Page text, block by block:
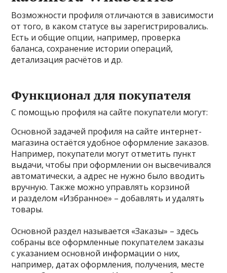
Возможности профиля отличаются в зависимости
от того, в каком статусе вы зарегистрировались.
Есть и общие опции, например, проверка
баланса, сохранение истории операций,
детализация расчётов и др.
Функционал для покупателя
С помощью профиля на сайте покупатели могут:
Основной задачей профиля на сайте интернет-
магазина остаётся удобное оформление заказов.
Например, покупатели могут отметить пункт
выдачи, чтобы при оформлении он высвечивался
автоматически, а адрес не нужно было вводить
вручную. Также можно управлять корзиной
и разделом «Избранное» – добавлять и удалять
товары.
Основной раздел называется «Заказы» – здесь
собраны все оформленные покупателем заказы
с указанием основной информации о них,
например, датах оформления, получения, месте